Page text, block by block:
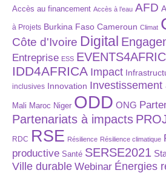
Accès au financement Accès à l’eau AFD
à Projets Burkina Faso Cameroun Climat
Côte d'Ivoire Digital
Entreprise ESS
IDD4AFRICA Impact
inclusives Innovation Investissement
Mali Maroc Niger ODD ONG
Partenariats à impacts
RDC RSE Résilience Résilience climatique
productive Santé SERSE2021
Ville durable Webinar Énergies